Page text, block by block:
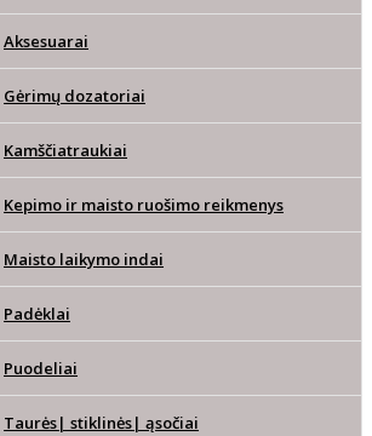
Aksesuarai
Gėrimų dozatoriai
Kamščiatraukiai
Kepimo ir maisto ruošimo reikmenys
Maisto laikymo indai
Padėklai
Puodeliai
Taurės| stiklinės| ąsočiai